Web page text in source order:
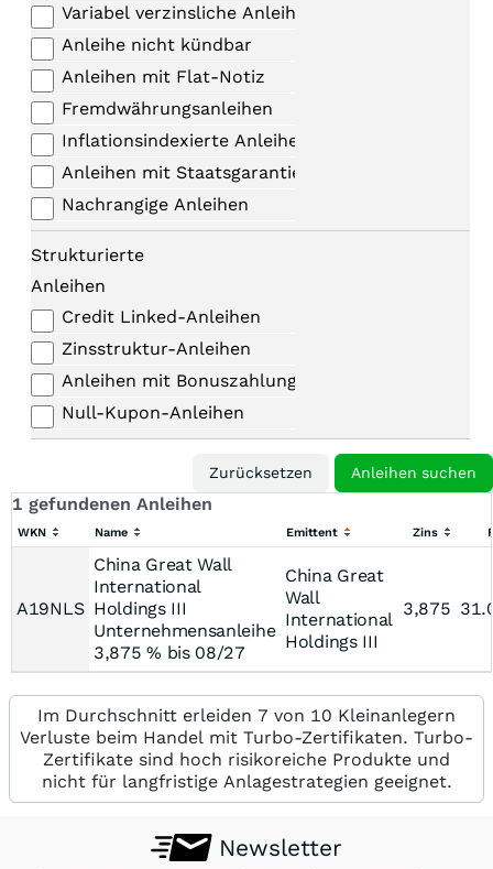
Variabel verzinsliche Anleihen
Anleihe nicht kündbar
Anleihen mit Flat-Notiz
Fremdwährungsanleihen
Inflationsindexierte Anleihen
Anleihen mit Staatsgarantie
Nachrangige Anleihen
Strukturierte
Anleihen
Credit Linked-Anleihen
Zinsstruktur-Anleihen
Anleihen mit Bonuszahlungen
Null-Kupon-Anleihen
1 gefundenen Anleihen
WKN Name Emittent Zins
A19NLS
China Great Wall
International
Holdings III
Unternehmensanleihe
3,875 % bis 08/27
China Great
Wall
International
Holdings III
3,875
Im Durchschnitt erleiden 7 von 10 Kleinanlegern
Verluste beim Handel mit Turbo-Zertifikaten. Turbo-
Zertifikate sind hoch risikoreiche Produkte und
nicht für langfristige Anlagestrategien geeignet.
Newsletter